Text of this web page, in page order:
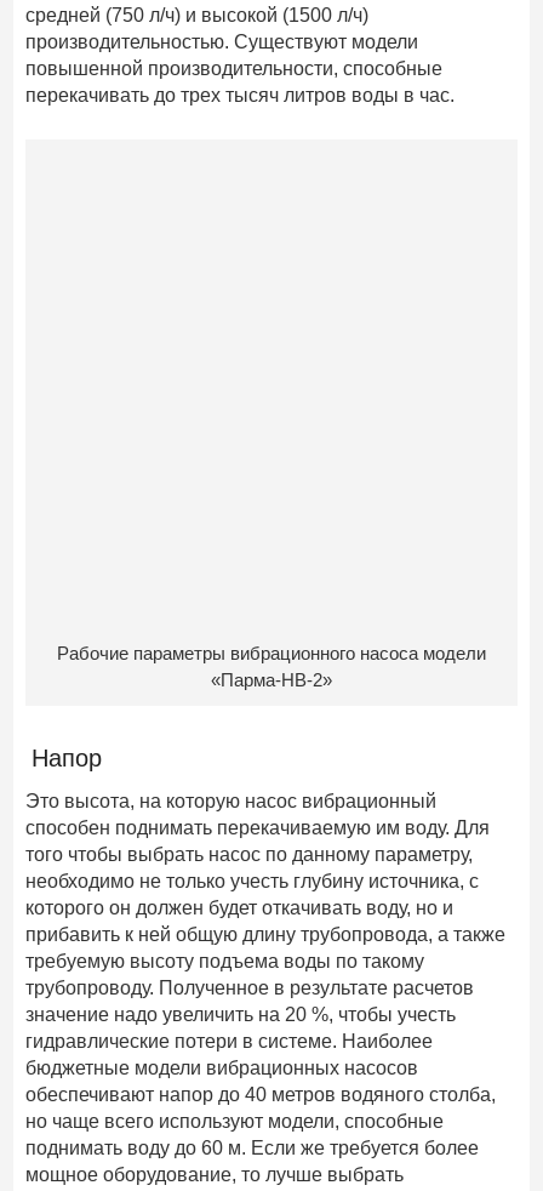
средней (750 л/ч) и высокой (1500 л/ч)
производительностью. Существуют модели
повышенной производительности, способные
перекачивать до трех тысяч литров воды в час.
Рабочие параметры вибрационного насоса модели
«Парма-НВ-2»
Напор
Это высота, на которую насос вибрационный
способен поднимать перекачиваемую им воду. Для
того чтобы выбрать насос по данному параметру,
необходимо не только учесть глубину источника, с
которого он должен будет откачивать воду, но и
прибавить к ней общую длину трубопровода, а также
требуемую высоту подъема воды по такому
трубопроводу. Полученное в результате расчетов
значение надо увеличить на 20 %, чтобы учесть
гидравлические потери в системе. Наиболее
бюджетные модели вибрационных насосов
обеспечивают напор до 40 метров водяного столба,
но чаще всего используют модели, способные
поднимать воду до 60 м. Если же требуется более
мощное оборудование, то лучше выбрать